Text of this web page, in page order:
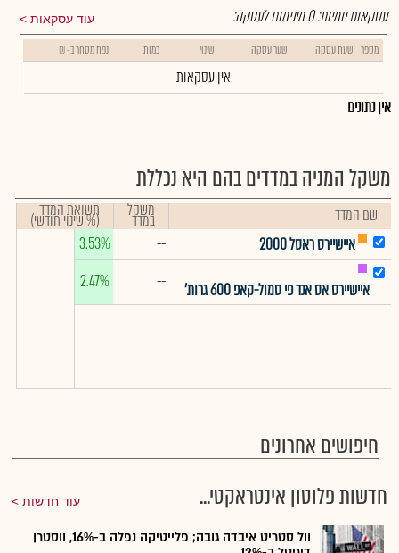
עוד עסקאות עסקאות יומיות:0מינימום לעסקה:
מספר שעת עסקה שער עסקה שינוי כמות נפח מסחר ב- ₪
אין עסקאות
אין נתונים
משקל המניה במדדים בהם היא נכללת
שם המדד משקל
במדד תשואת המדד
(% שינוי חודשי)
איישיירס ראסל 2000
--
3.53%
איישיירס אס אנד פי סמול-קאפ 600 גרות' --
2.47%
חיפושים אחרונים
חדשות פלוטון אינטראקטי...
עוד חדשות
וול סטריט איבדה גובה; פלייטיקה נפלה ב-16%, ווסטרן